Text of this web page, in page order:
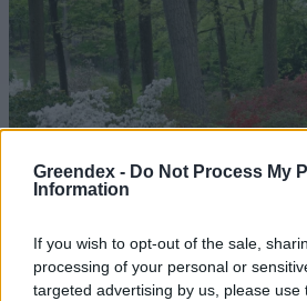
Greendex - Do Not Process My
Information
If you wish to opt-out of the sale,
processing of your personal or
targeted advertising by us, please use